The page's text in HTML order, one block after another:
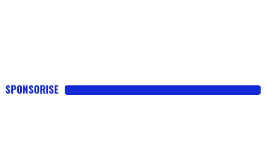
SPONSORISE